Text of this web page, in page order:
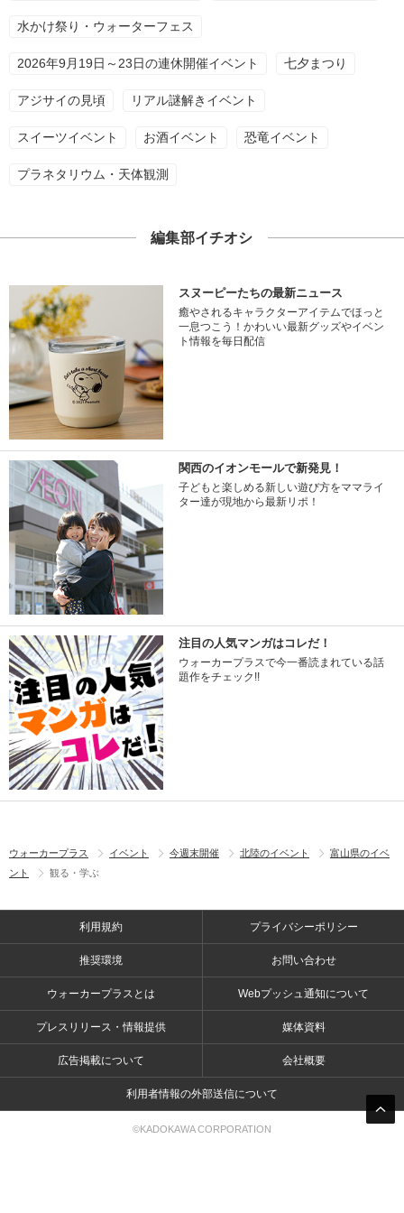
水かけ祭り・ウォーターフェス
2026年9月19日～23日の連休開催イベント 七夕まつり
アジサイの見頃 リアル謎解きイベント
スイーツイベント お酒イベント 恐竜イベント
プラネタリウム・天体観測
編集部イチオシ
スヌーピーたちの最新ニュース
癒やされるキャラクターアイテムでほっと
一息つこう！かわいい最新グッズやイベン
ト情報を毎日配信
関西のイオンモールで新発見！
子どもと楽しめる新しい遊び方をママライ
ター達が現地から最新リポ！
注目の人気マンガはコレだ！
ウォーカープラスで今一番読まれている話
題作をチェック!!
ウォーカープラス イベント 今週末開催 北陸のイベント
富山県のイベ
ント
観る・学ぶ
利用規約 プライバシーポリシー
推奨環境 お問い合わせ
ウォーカープラスとは Webプッシュ通知について
プレスリリース・情報提供 媒体資料
広告掲載について 会社概要
利用者情報の外部送信について
©KADOKAWA CORPORATION